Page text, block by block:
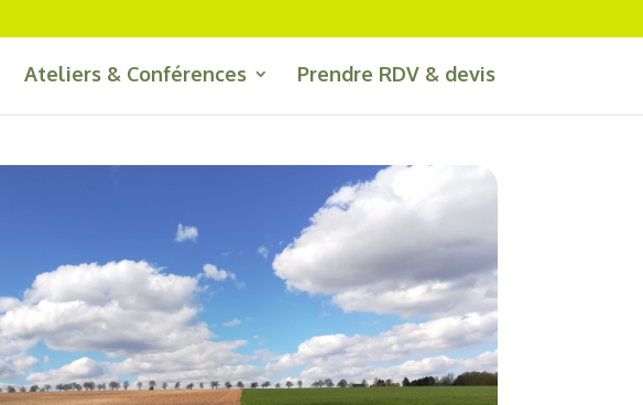
Ateliers & Conférences Prendre RDV & devis